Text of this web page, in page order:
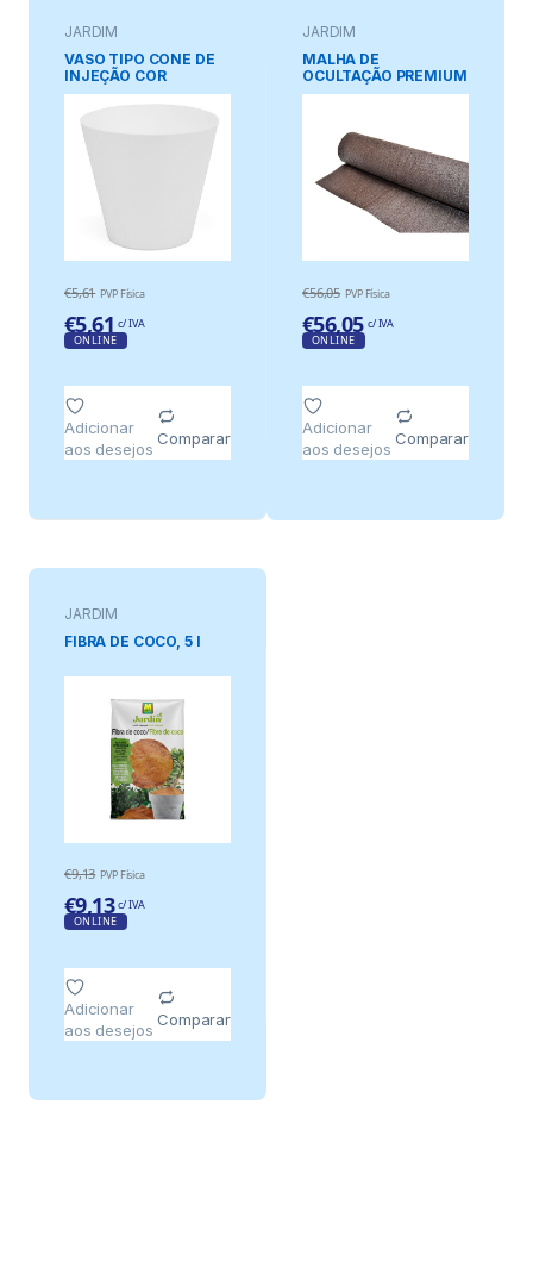
JARDIM
VASO TIPO CONE DE
INJEÇÃO COR
BRANCO Ø32 cm
€5,61 PVP Física
€5,61 c/ IVA
ONLINE
Adicionar
aos desejos
Comparar
JARDIM
MALHA DE
OCULTAÇÃO PREMIUM
CASTANHO, 230 g/m²
€56,05 PVP Física
€56,05 c/ IVA
ONLINE
Adicionar
aos desejos
Comparar
JARDIM
FIBRA DE COCO, 5 l
€9,13 PVP Física
€9,13 c/ IVA
ONLINE
Adicionar
aos desejos
Comparar